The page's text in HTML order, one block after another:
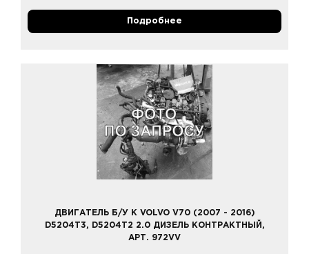
Подробнее
ДВИГАТЕЛЬ Б/У К VOLVO V70 (2007 - 2016)
D5204T3, D5204T2 2.0 ДИЗЕЛЬ КОНТРАКТНЫЙ,
АРТ. 972VV